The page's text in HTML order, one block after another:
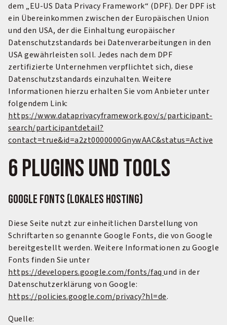
dem „EU-US Data Privacy Framework“ (DPF). Der DPF ist
ein Übereinkommen zwischen der Europäischen Union
und den USA, der die Einhaltung europäischer
Datenschutzstandards bei Datenverarbeitungen in den
USA gewährleisten soll. Jedes nach dem DPF
zertifizierte Unternehmen verpflichtet sich, diese
Datenschutzstandards einzuhalten. Weitere
Informationen hierzu erhalten Sie vom Anbieter unter
folgendem Link:
https://www.dataprivacyframework.gov/s/­participant-
search/participantdetail?
contact=true&id=a2zt0000000Gny­wAAC&status­=Active
6 Plugins und Tools
Google Fonts (lokales Hosting)
Diese Seite nutzt zur einheitlichen Darstellung von
Schriftarten so genannte Google Fonts, die von Google
bereitgestellt werden. Weitere Informationen zu Google
Fonts finden Sie unter
https://developers.google.com/fonts/faq und in der
Datenschutzerklärung von Google:
https://policies.google.com/privacy?hl=de.
Quelle: